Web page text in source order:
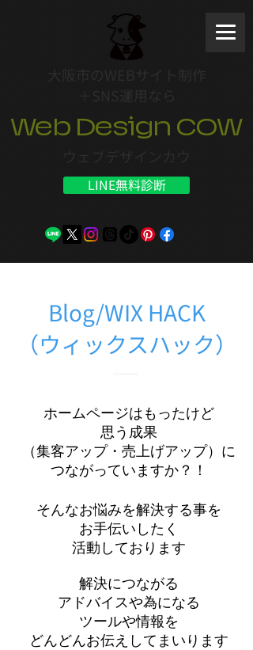
Web Design COW
LINE無料診断
Blog/WIX HACK
（ウィックスハック）
ホームページはもったけど
思う成果
（集客アップ・売上げアップ）に
つながっていますか？！
そんなお悩みを解決する事を
お手伝いしたく
活動しております
解決につながる
アドバイスや為になる
ツールや情報を
​どんどんお伝えしてまいります